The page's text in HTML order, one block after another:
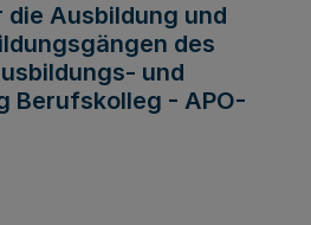
Ausbildung und
des
und
Berufskolleg - APO-